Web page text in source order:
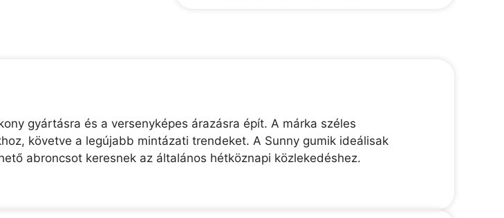
gyártásra és a versenyképes árazásra épít. A márka széles
követve a legújabb mintázati trendeket. A Sunny gumik ideálisak
abroncsot keresnek az általános hétköznapi közlekedéshez.